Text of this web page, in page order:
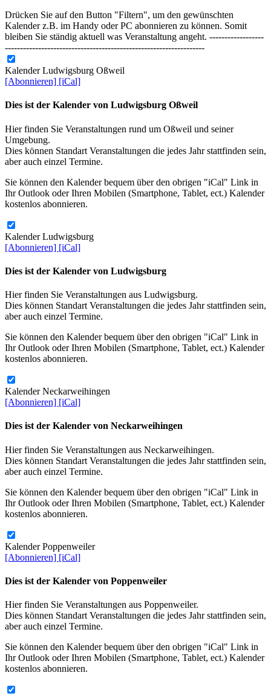
Drücken Sie auf den Button "Filtern", um den gewünschten
Kalender z.B. im Handy oder PC abonnieren zu können. Somit
bleiben Sie ständig aktuell was Veranstaltung angeht. ------------------
------------------------------------------------------------------
Kalender Ludwigsburg Oßweil
[Abonnieren] [iCal]
Dies ist der Kalender von Ludwigsburg Oßweil
Hier finden Sie Veranstaltungen rund um Oßweil und seiner
Umgebung.
Dies können Standart Veranstaltungen die jedes Jahr stattfinden sein,
aber auch einzel Termine.
Sie können den Kalender bequem über den obrigen "iCal" Link in
Ihr Outlook oder Ihren Mobilen (Smartphone, Tablet, ect.) Kalender
kostenlos abonnieren.
Kalender Ludwigsburg
[Abonnieren] [iCal]
Dies ist der Kalender von Ludwigsburg
Hier finden Sie Veranstaltungen aus Ludwigsburg.
Dies können Standart Veranstaltungen die jedes Jahr stattfinden sein,
aber auch einzel Termine.
Sie können den Kalender bequem über den obrigen "iCal" Link in
Ihr Outlook oder Ihren Mobilen (Smartphone, Tablet, ect.) Kalender
kostenlos abonnieren.
Kalender Neckarweihingen
[Abonnieren] [iCal]
Dies ist der Kalender von Neckarweihingen
Hier finden Sie Veranstaltungen aus Neckarweihingen.
Dies können Standart Veranstaltungen die jedes Jahr stattfinden sein,
aber auch einzel Termine.
Sie können den Kalender bequem über den obrigen "iCal" Link in
Ihr Outlook oder Ihren Mobilen (Smartphone, Tablet, ect.) Kalender
kostenlos abonnieren.
Kalender Poppenweiler
[Abonnieren] [iCal]
Dies ist der Kalender von Poppenweiler
Hier finden Sie Veranstaltungen aus Poppenweiler.
Dies können Standart Veranstaltungen die jedes Jahr stattfinden sein,
aber auch einzel Termine.
Sie können den Kalender bequem über den obrigen "iCal" Link in
Ihr Outlook oder Ihren Mobilen (Smartphone, Tablet, ect.) Kalender
kostenlos abonnieren.